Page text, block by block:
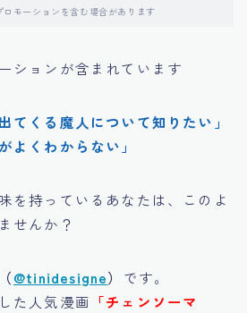
ロモーションを含む場合があります
ションが含まれています
てくる魔人について知りたい」
よくわからない」
を持っているあなたは、このよ
せんか？
@tinidesigne） です。
た人気漫画 「チェンソーマ